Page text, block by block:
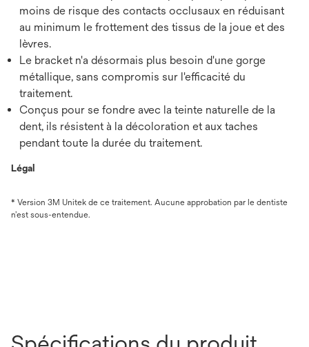
moins de risque des contacts occlusaux en réduisant
au minimum le frottement des tissus de la joue et des
lèvres.
Le bracket n'a désormais plus besoin d'une gorge
métallique, sans compromis sur l'efficacité du
traitement.
Conçus pour se fondre avec la teinte naturelle de la
dent, ils résistent à la décoloration et aux taches
pendant toute la durée du traitement.
Légal
* Version 3M Unitek de ce traitement. Aucune approbation par le dentiste
n’est sous-entendue.